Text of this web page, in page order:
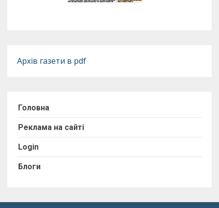
Архів газети в pdf
Головна
Реклама на сайті
Login
Блоги